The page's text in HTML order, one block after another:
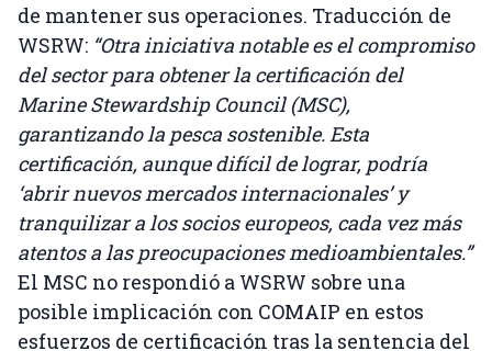
de mantener sus operaciones. Traducción de
WSRW: “Otra iniciativa notable es el compromiso
del sector para obtener la certificación del
Marine Stewardship Council (MSC),
garantizando la pesca sostenible. Esta
certificación, aunque difícil de lograr, podría
‘abrir nuevos mercados internacionales’ y
tranquilizar a los socios europeos, cada vez más
atentos a las preocupaciones medioambientales.”
El MSC no respondió a WSRW sobre una
posible implicación con COMAIP en estos
esfuerzos de certificación tras la sentencia del